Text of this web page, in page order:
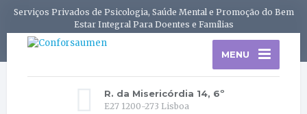
Serviços Privados de Psicologia, Saúde Mental e Promoção do Bem
Estar Integral Para Doentes e Famílias
MENU
R. da Misericórdia 14, 6º
E27 1200-273 Lisboa